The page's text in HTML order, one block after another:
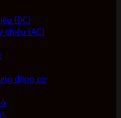
(DC)
chiều (AC)
động cơ